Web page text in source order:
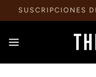
SUSCRIPCIONES